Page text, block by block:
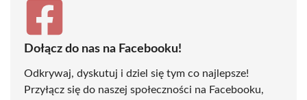
Dołącz do nas na Facebooku!
Odkrywaj, dyskutuj i dziel się tym co najlepsze!
Przyłącz się do naszej społeczności na Facebooku,